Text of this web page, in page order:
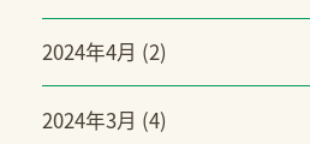
2024年4月 (2)
2024年3月 (4)